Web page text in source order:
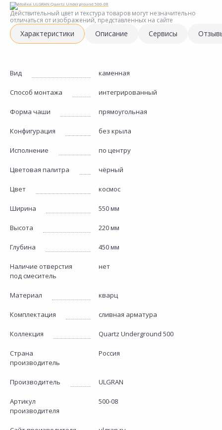
Недавно просмотренные
товары
Действительный цвет и текстура товаров могут незначительно
отличаться от изображений, представленных на сайте
Характеристики Описание Сервисы
Вид каменная
Способ монтажа интегрированный
Форма чаши прямоугольная
Конфигурация без крыла
Исполнение по центру
Цветовая палитра чёрный
Цвет космос
Ширина 550 мм
Высота 220 мм
Глубина 450 мм
Наличие отверстия
под смеситель
нет
Материал кварц
Комплектация сливная арматура
Коллекция Quartz Underground 500
Страна
производитель
Россия
Производитель ULGRAN
Артикул
производителя
500-08